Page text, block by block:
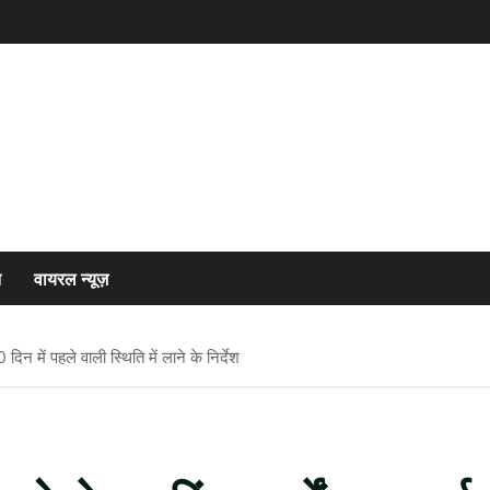
वायरल न्यूज़
में पहले वाली स्थिति में लाने के निर्देश